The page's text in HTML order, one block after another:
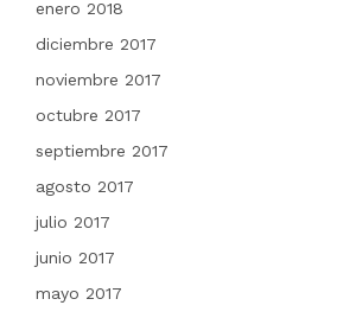
enero 2018
diciembre 2017
noviembre 2017
octubre 2017
septiembre 2017
agosto 2017
julio 2017
junio 2017
mayo 2017